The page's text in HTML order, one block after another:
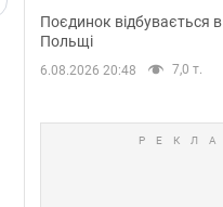
Відео
Поєдинок відбувається в
Польщі
6.08.2026 20:48 7,0 т.